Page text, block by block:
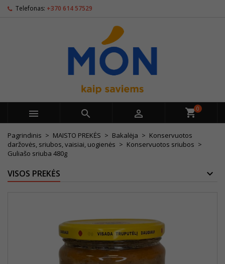
Telefonas: +370 614 57529
   0
Pagrindinis MAISTO PREKĖS Bakalėja
Konservuotos
daržovės, sriubos, vaisiai, uogienės
Konservuotos sriubos
Guliašo sriuba 480g
VISOS PREKĖS